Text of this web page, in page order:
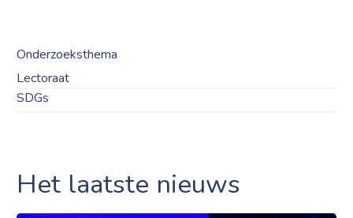
Onderzoeksthema
Lectoraat
SDGs
Het laatste nieuws